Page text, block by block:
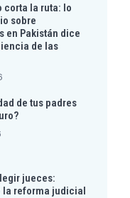
corta la ruta: lo
sobre
en Pakistán dice
de las
de tus padres
jueces:
la reforma judicial